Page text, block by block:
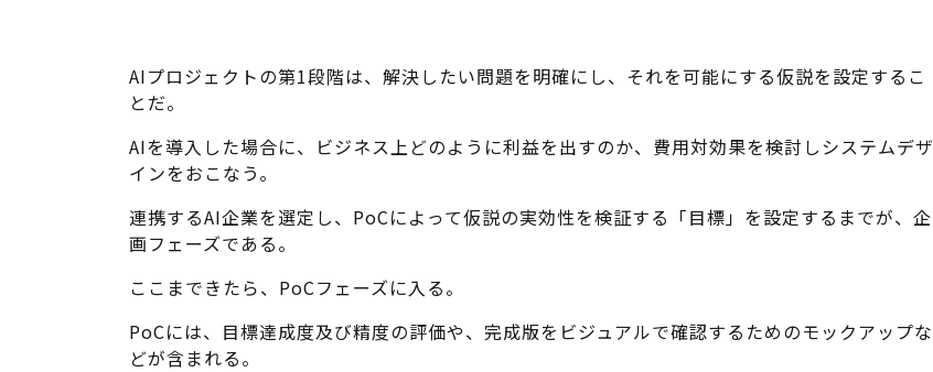
AIプロジェクトの第1段階は、解決したい問題を明確にし、それを可能にする仮説を設定するこ
とだ。
AIを導入した場合に、ビジネス上どのように利益を出すのか、費用対効果を検討しシステムデザ
インをおこなう。
連携するAI企業を選定し、PoCによって仮説の実効性を検証する「目標」を設定するまでが、企
画フェーズである。
ここまできたら、PoCフェーズに入る。
PoCには、目標達成度及び精度の評価や、完成版をビジュアルで確認するためのモックアップな
どが含まれる。